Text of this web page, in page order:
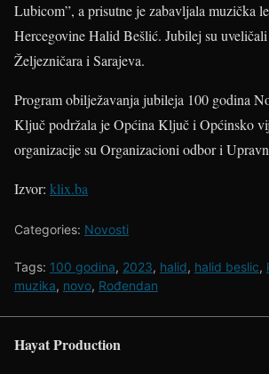
Lubicom”, a prisutne je zabavljala muzička
Hercegovine Halid Bešlić. Jubilej su
Željezničara i Sarajeva.
Program obilježavanja jubileja 100 godina
Ključ podržala je Općina Ključ i Općinsko
organizacije su Organizacioni odbor i
Izvor: klix.ba
Categories: Novosti
Tags: 100 godina, 2023, halid, halid beslic,
muzika, novo, Rođendan
Hayat Production